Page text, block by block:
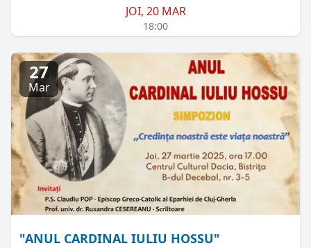
JOI, 20 MAR
18:00
27
Mar
"ANUL CARDINAL IULIU HOSSU"